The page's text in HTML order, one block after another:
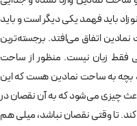
باید فهمد یکی دیگر است و باید
اتفاق می‌افتد. برجسته‌ترین
فقط زبان نیست. منظور از ساحت
بچه به ساحت نمادین هست که این
چیزی می‌شود که به آن نقصان در
تا وقتی نقصان نباشد، میلی هم